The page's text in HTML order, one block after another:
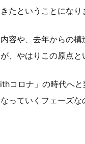
たということになり
容や、去年からの
、やはりこの原点と
コロナ」の時代へ
っていくフェーズ